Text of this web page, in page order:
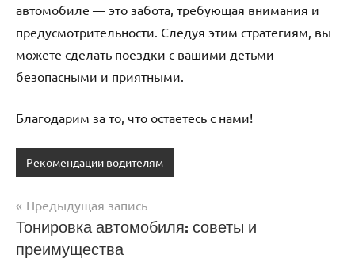
автомобиле — это забота, требующая внимания и
предусмотрительности. Следуя этим стратегиям, вы
можете сделать поездки с вашими детьми
безопасными и приятными.
Благодарим за то, что остаетесь с нами!
Рекомендации водителям
Навигация
по
Предыдущая запись
Тонировка автомобиля: советы и
преимущества